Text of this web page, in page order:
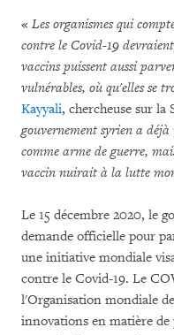
« Les organismes qui
contre le Covid-19 devraient
vaccins puissent aussi
vulnérables, où qu'elles se
Kayyali, chercheuse sur la
gouvernement syrien a déjà
comme arme de guerre,
vaccin nuirait à la lutte
Le 15 décembre 2020, le
demande officielle pour
une initiative mondiale
contre le Covid-19. Le
l'Organisation mondiale
innovations en matière